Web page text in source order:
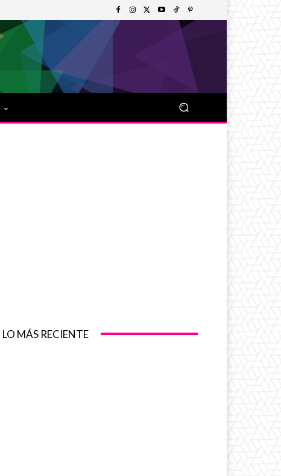
LO MÁS RECIENTE